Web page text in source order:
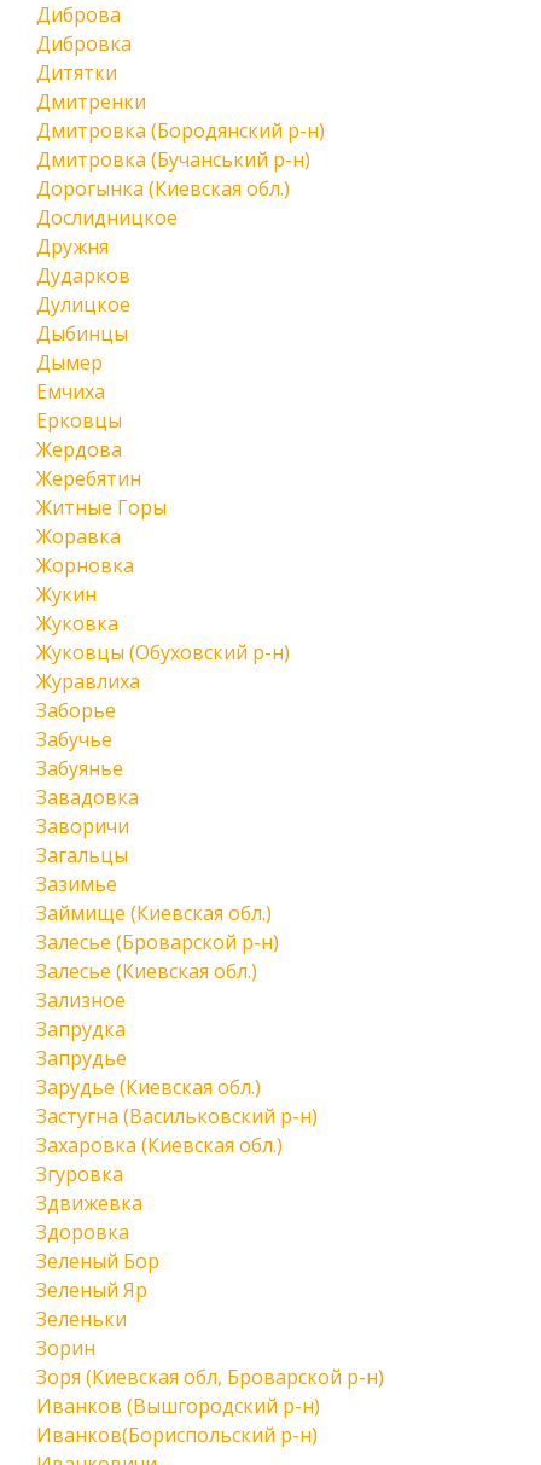
Диброва
Дибровка
Дитятки
Дмитренки
Дмитровка (Бородянский р-н)
Дмитровка (Бучанський р-н)
Дорогынка (Киевская обл.)
Дослидницкое
Дружня
Дударков
Дулицкое
Дыбинцы
Дымер
Емчиха
Ерковцы
Жердова
Жеребятин
Житные Горы
Жоравка
Жорновка
Жукин
Жуковка
Жуковцы (Обуховский р-н)
Журавлиха
Заборье
Забучье
Забуянье
Завадовка
Заворичи
Загальцы
Зазимье
Займище (Киевская обл.)
Залесье (Броварской р-н)
Залесье (Киевская обл.)
Зализное
Запрудка
Запрудье
Зарудье (Киевская обл.)
Застугна (Васильковский р-н)
Захаровка (Киевская обл.)
Згуровка
Здвижевка
Здоровка
Зеленый Бор
Зеленый Яр
Зеленьки
Зорин
Зоря (Киевская обл, Броварской р-н)
Иванков (Вышгородский р-н)
Иванков(Бориспольский р-н)